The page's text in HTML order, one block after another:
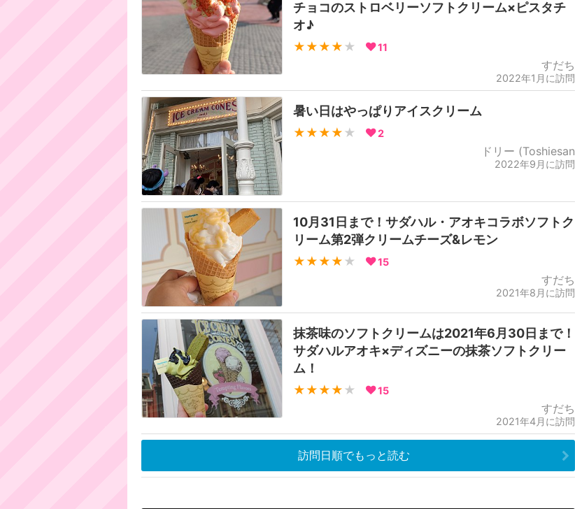
チョコのストロベリーソフトクリーム×ピスタチ
オ♪
★★★★ ★ 11
すだち
2022年1月に訪問
暑い日はやっぱりアイスクリーム
★★★★ ★ 2
ドリー (Toshiesan
2022年9月に訪問
10月31日まで！サダハル・アオキコラボソフトク
リーム第2弾クリームチーズ&レモン
★★★★ ★ 15
すだち
2021年8月に訪問
抹茶味のソフトクリームは2021年6月30日まで！
サダハルアオキ×ディズニーの抹茶ソフトクリー
ム！
★★★★ ★ 15
すだち
2021年4月に訪問
訪問日順でもっと読む